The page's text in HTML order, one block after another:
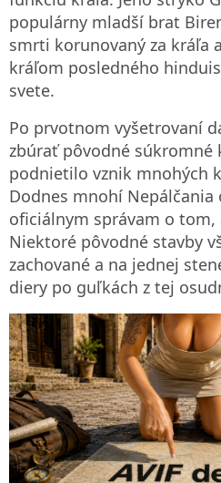
populárny mladší brat
smrti korunovaný za kráľa
kráľom posledného
svete.
Po prvotnom vyšetrovaní
zbúrať pôvodné súkromné
podnietilo vznik mnohých
Dodnes mnohí
oficiálnym správam o tom,
Niektoré pôvodné stavby
zachované a na jednej
diery po guľkách z tej